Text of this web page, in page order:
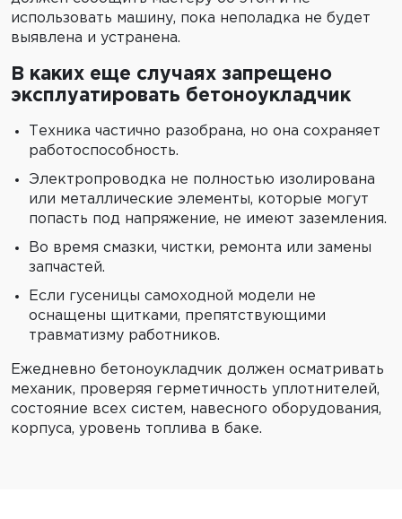
использовать машину, пока неполадка не будет
выявлена и устранена.
В каких еще случаях запрещено
эксплуатировать бетоноукладчик
Техника частично разобрана, но она сохраняет
работоспособность.
Электропроводка не полностью изолирована
или металлические элементы, которые могут
попасть под напряжение, не имеют заземления.
Во время смазки, чистки, ремонта или замены
запчастей.
Если гусеницы самоходной модели не
оснащены щитками, препятствующими
травматизму работников.
Ежедневно бетоноукладчик должен осматривать
механик, проверяя герметичность уплотнителей,
состояние всех систем, навесного оборудования,
корпуса, уровень топлива в баке.